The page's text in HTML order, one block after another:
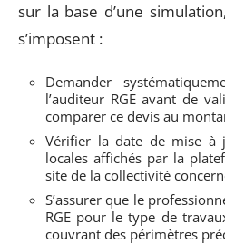
sur la base d’une
s’imposent :
Demander
l’auditeur RGE avant de
comparer ce devis au
Vérifier la date de mise à
locales affichés par la
site de la collectivité
S’assurer que le
RGE pour le type de
couvrant des périmètres